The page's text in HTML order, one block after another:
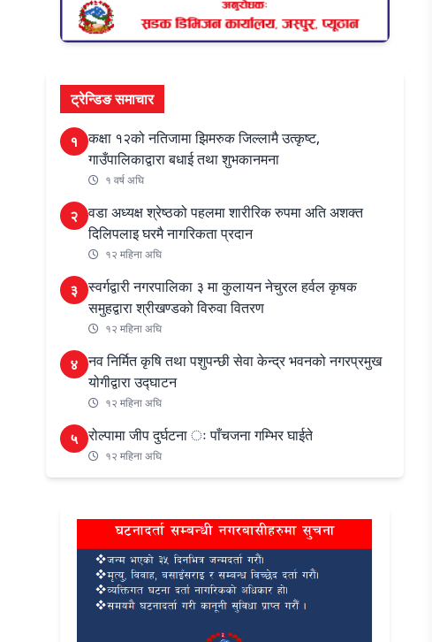
ट्रेन्डिङ समाचार
१ कक्षा १२को नतिजामा झिमरुक जिल्लामै उत्कृष्ट,
गाउँपालिकाद्वारा बधाई तथा शुभकानमना
१ वर्ष अघि
२ वडा अध्यक्ष श्रेष्ठको पहलमा शारीरिक रुपमा अति अशक्त
दिलिपलाइ घरमै नागरिकता प्रदान
१२ महिना अघि
३ स्वर्गद्वारी नगरपालिका ३ मा कुलायन नेचुरल हर्वल कृषक
समुहद्वारा श्रीखण्डको विरुवा वितरण
१२ महिना अघि
४ नव निर्मित कृषि तथा पशुपन्छी सेवा केन्द्र भवनको नगरप्रमुख
योगीद्वारा उद्घाटन
१२ महिना अघि
५ रोल्पामा जीप दुर्घटना ः पाँचजना गम्भिर घाईते
१२ महिना अघि